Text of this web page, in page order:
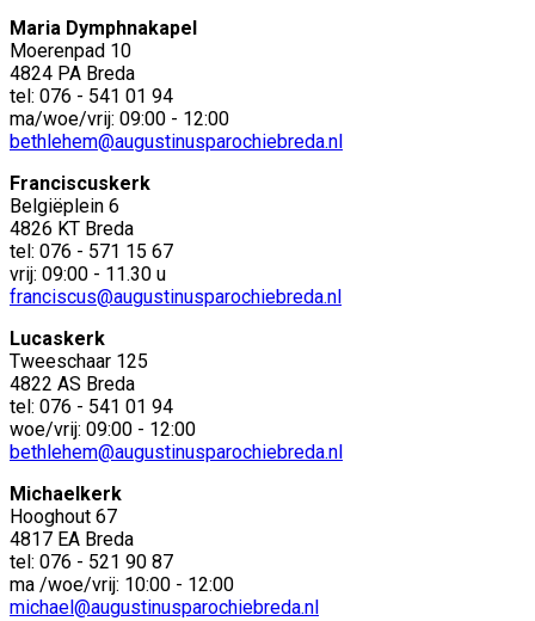
Maria Dymphnakapel
Moerenpad 10
4824 PA Breda
tel: 076 - 541 01 94
ma/woe/vrij: 09:00 - 12:00
bethlehem@augustinusparochiebreda.nl
Franciscuskerk
Belgiëplein 6
4826 KT Breda
tel: 076 - 571 15 67
vrij: 09:00 - 11.30 u
franciscus@augustinusparochiebreda.nl
Lucaskerk
Tweeschaar 125
4822 AS Breda
tel: 076 - 541 01 94
woe/vrij: 09:00 - 12:00
bethlehem@augustinusparochiebreda.nl
Michaelkerk
Hooghout 67
4817 EA Breda
tel: 076 - 521 90 87
ma /woe/vrij: 10:00 - 12:00
michael@augustinusparochiebreda.nl